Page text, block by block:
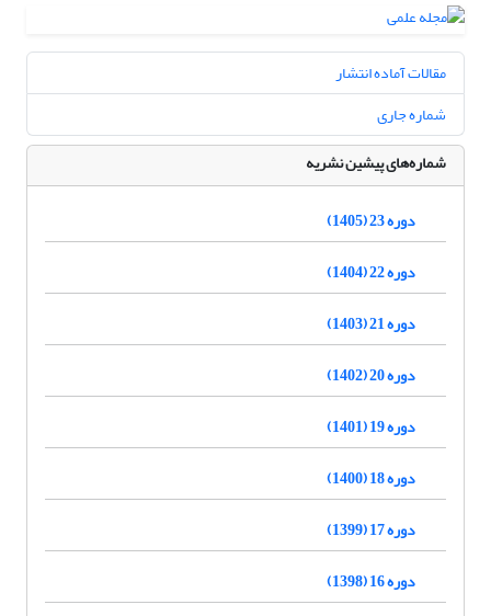
مقالات آماده انتشار
شماره جاری
شماره‌های پیشین نشریه
دوره 23 (1405)
دوره 22 (1404)
دوره 21 (1403)
دوره 20 (1402)
دوره 19 (1401)
دوره 18 (1400)
دوره 17 (1399)
دوره 16 (1398)